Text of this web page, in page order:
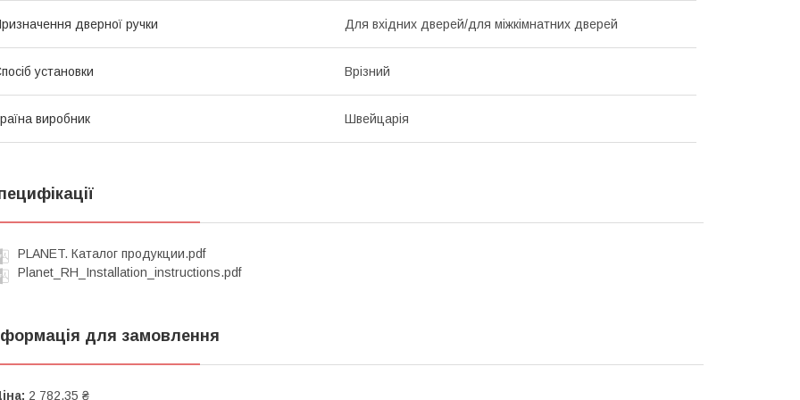
дверної ручки Для вхідних дверей/для міжкімнатних дверей
установки Врізний
виробник Швейцарія
PLANET. Каталог продукции.pdf
Planet_RH_Installation_instructions.pdf
для замовлення
2 782,35 ₴